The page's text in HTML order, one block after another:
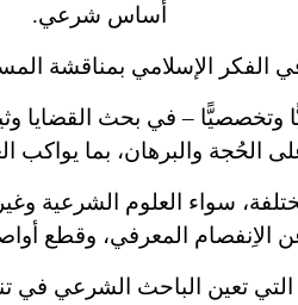
أساس شرعي.
الفكر الإسلامي بمناقشة
وتخصصيًّا – في بحث القضايا
الحُجة والبرهان، بما
سواء العلوم الشرعية
الاِنفصام المعرفي، وقطع
التي تعين الباحث الشرعي